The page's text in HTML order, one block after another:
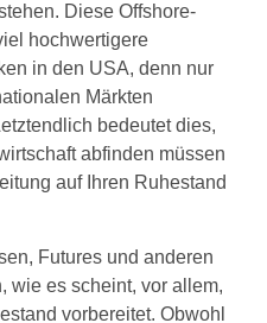
Diese Offshore-
hochwertigere
in den USA, denn nur
Märkten
bedeutet dies,
abfinden müssen
auf Ihren Ruhestand
Futures und anderen
wie es scheint, vor allem,
vorbereitet. Obwohl